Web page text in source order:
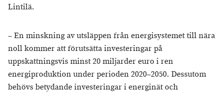
Lintilä.
– En minskning av utsläppen från energisystemet till nära
noll kommer att förutsätta investeringar på
uppskattningsvis minst 20 miljarder euro i ren
energiproduktion under perioden 2020–2050. Dessutom
behövs betydande investeringar i energinät och